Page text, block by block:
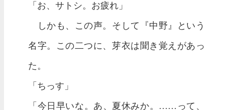
「お、サトシ。お疲れ」
しかも、この声。そして『中野』という
名字。この二つに、芽衣は聞き覚えがあっ
た。
「ちっす」
「今日早いな。あ、夏休みか。……って、